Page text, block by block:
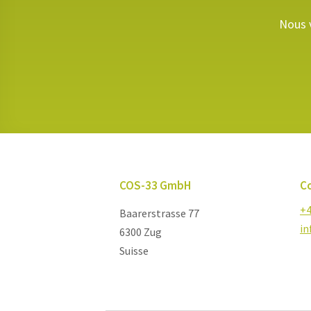
Nous
COS-33 GmbH
Baarerstrasse 77
6300 Zug
Suisse